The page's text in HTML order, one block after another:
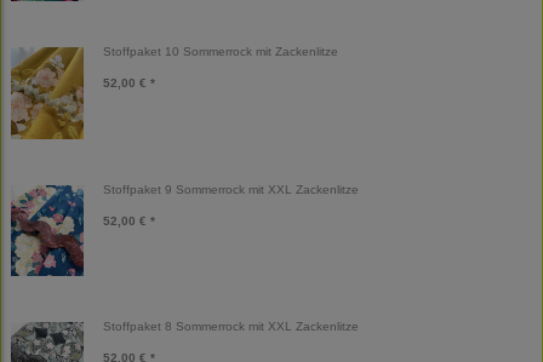
Stoffpaket 10 Sommerrock mit Zackenlitze
52,00 € *
Stoffpaket 9 Sommerrock mit XXL Zackenlitze
52,00 € *
Stoffpaket 8 Sommerrock mit XXL Zackenlitze
52,00 € *